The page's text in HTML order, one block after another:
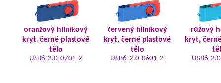
oranžový hliníkový
kryt, černé plastové
tělo
USB6-2.0-0701-2
červený hliníkový
kryt, černé plastové
tělo
USB6-2.0-0601-2
růžový
kryt,
USB6-